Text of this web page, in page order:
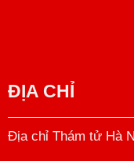
ĐỊA CHỈ
Địa chỉ Thám tử Hà